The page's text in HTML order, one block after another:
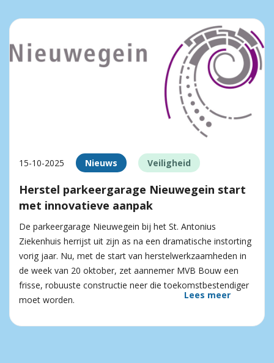
15-10-2025 Nieuws Veiligheid
Herstel parkeergarage Nieuwegein start
met innovatieve aanpak
De parkeergarage Nieuwegein bij het St. Antonius
Ziekenhuis herrijst uit zijn as na een dramatische instorting
vorig jaar. Nu, met de start van herstelwerkzaamheden in
de week van 20 oktober, zet aannemer MVB Bouw een
frisse, robuuste constructie neer die toekomstbestendiger
moet worden.
Lees meer